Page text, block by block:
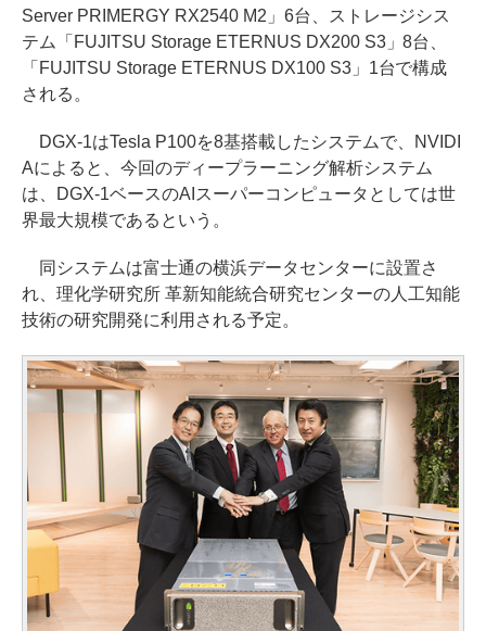
Server PRIMERGY RX2540 M2」6台、ストレージシス
テム「FUJITSU Storage ETERNUS DX200 S3」8台、
「FUJITSU Storage ETERNUS DX100 S3」1台で構成
される。
DGX-1はTesla P100を8基搭載したシステムで、NVIDI
Aによると、今回のディープラーニング解析システム
は、DGX-1ベースのAIスーパーコンピュータとしては世
界最大規模であるという。
同システムは富士通の横浜データセンターに設置さ
れ、理化学研究所 革新知能統合研究センターの人工知能
技術の研究開発に利用される予定。